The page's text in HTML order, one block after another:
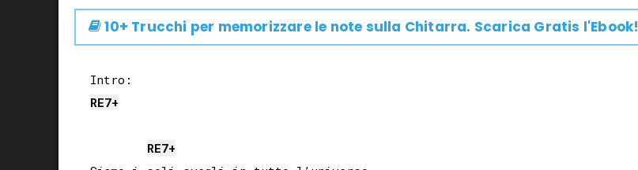
10+ Trucchi per memorizzare le note sulla Chitarra. Scarica Gratis l'Ebook!
RE7+
RE7+